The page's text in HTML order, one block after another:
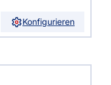
Konfigurieren